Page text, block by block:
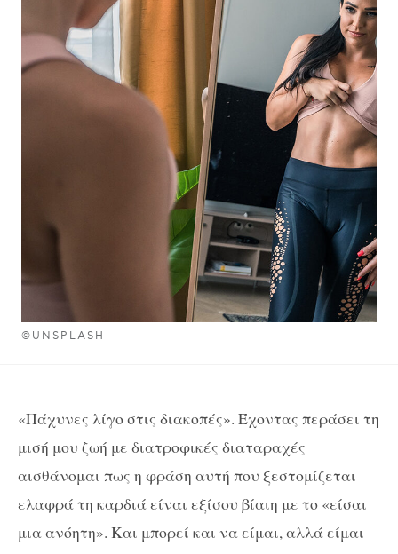
©UNSPLASH
«Πάχυνες λίγο στις διακοπές». Έχοντας περάσει τη
μισή μου ζωή με διατροφικές διαταραχές
αισθάνομαι πως η φράση αυτή που ξεστομίζεται
ελαφρά τη καρδιά είναι εξίσου βίαιη με το «είσαι
μια ανόητη». Και μπορεί και να είμαι, αλλά είμαι